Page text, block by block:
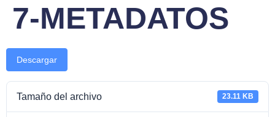
7-METADATOS
Descargar
Tamaño del archivo 23.11 KB